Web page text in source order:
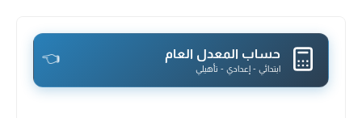
حساب المعدل العام
ابتدائي - إعدادي - تأهيلي
👈